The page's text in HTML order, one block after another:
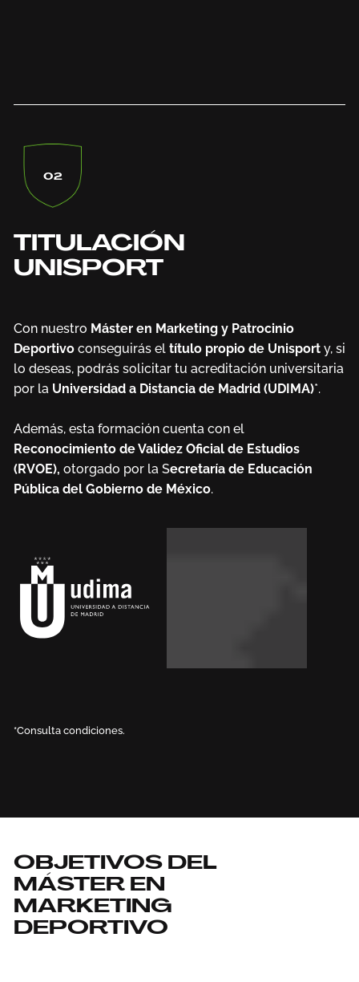
02
TITULACIÓN
UNISPORT
Con nuestro Máster en Marketing y Patrocinio
Deportivoconseguirás el título propio de Unisporty, si
lo deseas, podrás solicitar tu acreditación universitaria
por la Universidad a Distancia de Madrid (UDIMA)*.
Además, esta formación cuenta con el
Reconocimiento de Validez Oficial de Estudios
(RVOE), otorgado por la Secretaría de Educación
Pública del Gobierno de México.
*Consulta condiciones.
OBJETIVOS DEL
MÁSTER EN
MARKETING
DEPORTIVO